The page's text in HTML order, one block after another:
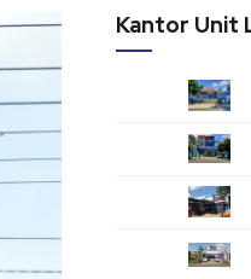
Kantor Unit